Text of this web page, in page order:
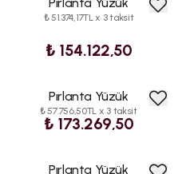
₺ 51.374,17TL x 3 taksit
₺ 154.122,50
KARGO
Pırlanta Yüzük
₺ 57.756,50TL x 3 taksit
₺ 173.269,50
Pırlanta Yüzük